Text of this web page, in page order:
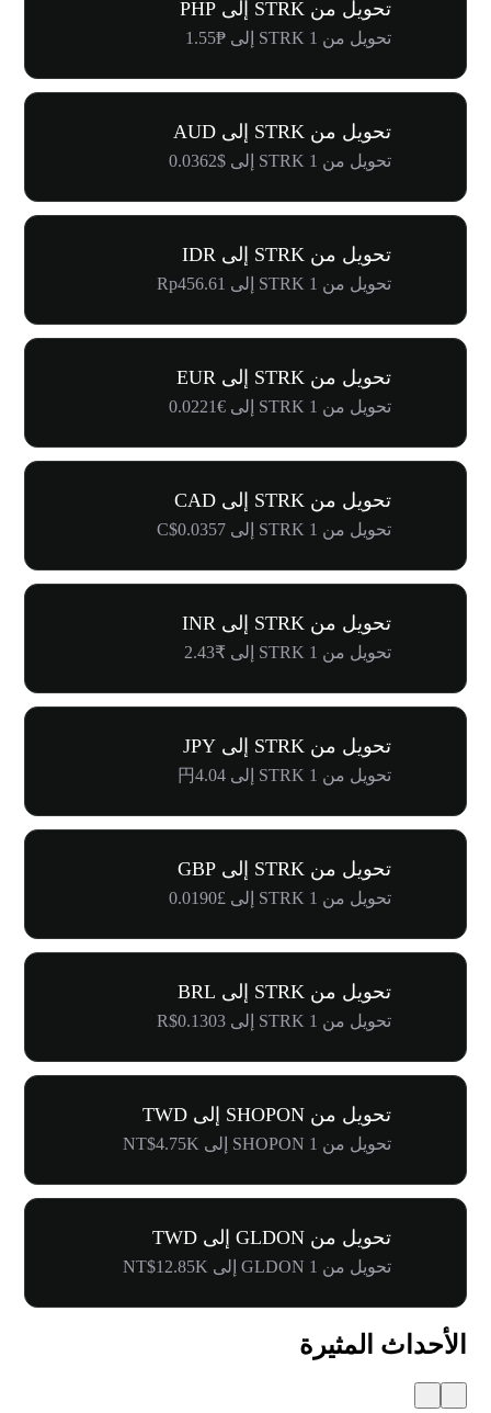
تحويل من STRK إلى PHP
تحويل من 1 STRK إلى ₱1.55
تحويل من STRK إلى AUD
تحويل من 1 STRK إلى $0.0362
تحويل من STRK إلى IDR
تحويل من 1 STRK إلى Rp456.61
تحويل من STRK إلى EUR
تحويل من 1 STRK إلى €0.0221
تحويل من STRK إلى CAD
تحويل من 1 STRK إلى C$0.0357
تحويل من STRK إلى INR
تحويل من 1 STRK إلى ₹2.43
تحويل من STRK إلى JPY
تحويل من 1 STRK إلى 円4.04
تحويل من STRK إلى GBP
تحويل من 1 STRK إلى £0.0190
تحويل من STRK إلى BRL
تحويل من 1 STRK إلى R$0.1303
تحويل من SHOPON إلى TWD
تحويل من 1 SHOPON إلى NT$4.75K
تحويل من GLDON إلى TWD
تحويل من 1 GLDON إلى NT$12.85K
الأحداث المثيرة